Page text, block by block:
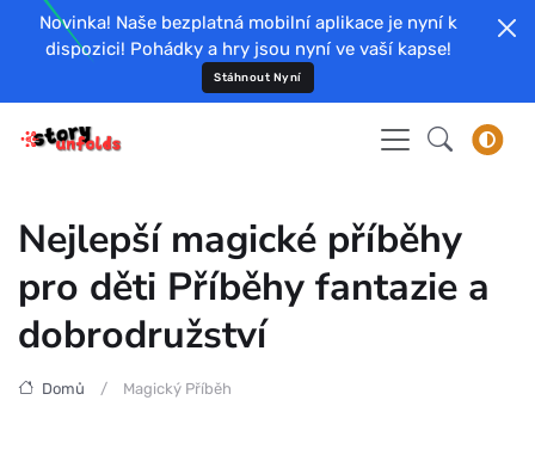
Novinka! Naše bezplatná mobilní aplikace je nyní k
dispozici! Pohádky a hry jsou nyní ve vaší kapse!
Stáhnout Nyní
Nejlepší magické příběhy
pro děti Příběhy fantazie a
dobrodružství
Domů Magický Příběh